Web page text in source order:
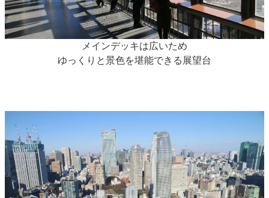
メインデッキは広いため
ゆっくりと景色を堪能できる展望台